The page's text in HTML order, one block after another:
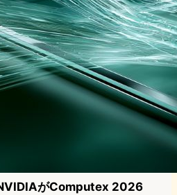
がComputex 2026